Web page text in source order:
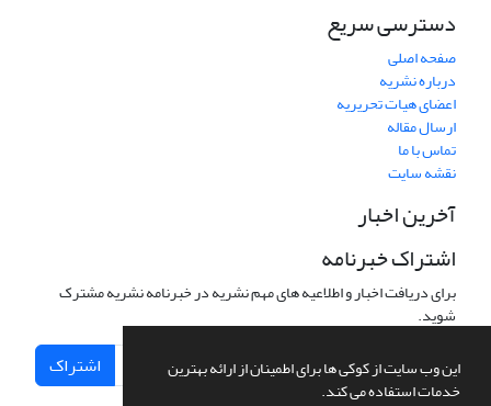
این وب سایت از کوکی ها برای اطمینان از ارائه بهترین
خدمات استفاده می کند.
دسترسی سریع
صفحه اصلی
درباره نشریه
اعضای هیات تحریریه
ارسال مقاله
تماس با ما
نقشه سایت
آخرین اخبار
اشتراک خبرنامه
برای دریافت اخبار و اطلاعیه های مهم نشریه در خبرنامه نشریه مشترک
شوید.
اشتراک